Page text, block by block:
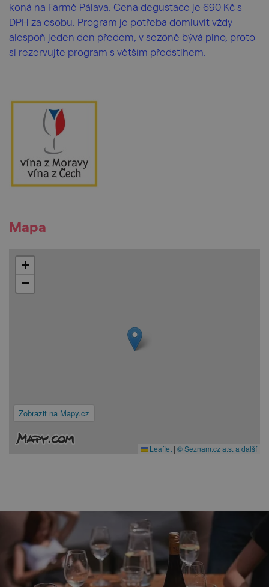
koná na Farmě Pálava. Cena degustace je 690 Kč s
DPH za osobu. Program je potřeba domluvit vždy
alespoň jeden den předem, v sezóně bývá plno, proto
si rezervujte program s větším předstihem.
Mapa
Zobrazit na Mapy.cz
+
−
Leaflet | © Seznam.cz a.s. a další